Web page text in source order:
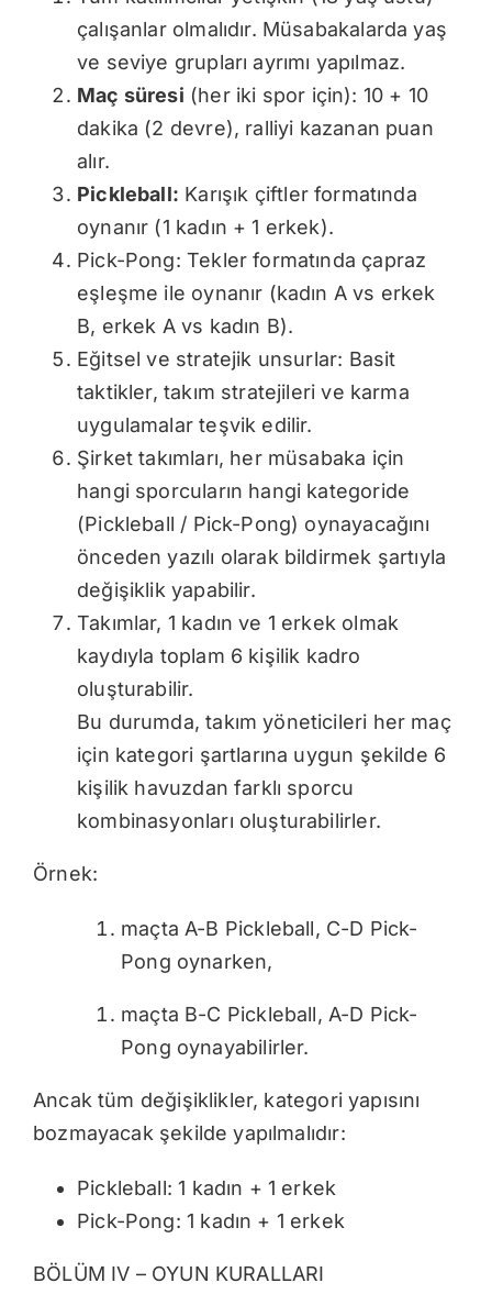
çalışanlar olmalıdır. Müsabakalarda yaş
ve seviye grupları ayrımı yapılmaz.
Maç süresi (her iki spor için): 10 + 10
dakika (2 devre), ralliyi kazanan puan
alır.
Pickleball: Karışık çiftler formatında
oynanır (1 kadın + 1 erkek).
Pick-Pong: Tekler formatında çapraz
eşleşme ile oynanır (kadın A vs erkek
B, erkek A vs kadın B).
Eğitsel ve stratejik unsurlar: Basit
taktikler, takım stratejileri ve karma
uygulamalar teşvik edilir.
Şirket takımları, her müsabaka için
hangi sporcuların hangi kategoride
(Pickleball / Pick-Pong) oynayacağını
önceden yazılı olarak bildirmek şartıyla
değişiklik yapabilir.
Takımlar, 1 kadın ve 1 erkek olmak
kaydıyla toplam 6 kişilik kadro
oluşturabilir.
Bu durumda, takım yöneticileri her maç
için kategori şartlarına uygun şekilde 6
kişilik havuzdan farklı sporcu
kombinasyonları oluşturabilirler.
Örnek:
maçta A-B Pickleball, C-D Pick-
Pong oynarken,
maçta B-C Pickleball, A-D Pick-
Pong oynayabilirler.
Ancak tüm değişiklikler, kategori yapısını
bozmayacak şekilde yapılmalıdır:
Pickleball: 1 kadın + 1 erkek
Pick-Pong: 1 kadın + 1 erkek
BÖLÜM IV – OYUN KURALLARI